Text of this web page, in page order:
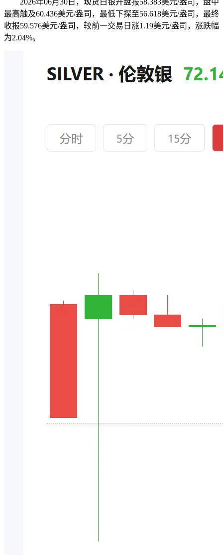
最高触及60.436美元/盎司，最低下探至56.618美元/盎司，最终
收报59.576美元/盎司，较前一交易日涨1.19美元/盎司，涨跌幅
为2.04%。